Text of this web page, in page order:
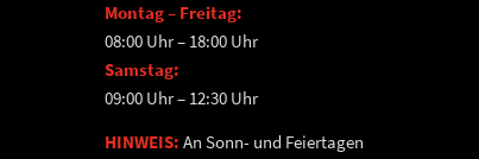
Montag – Freitag:
08:00 Uhr – 18:00 Uhr
Samstag:
09:00 Uhr – 12:30 Uhr
HINWEIS: An Sonn- und Feiertagen